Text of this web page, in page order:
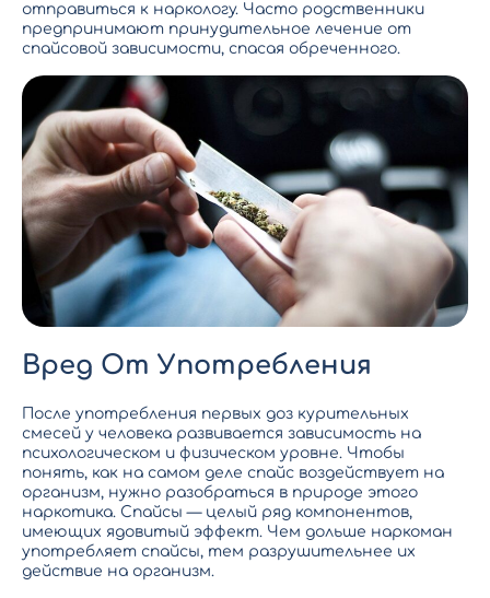
отправиться к наркологу. Часто родственники
предпринимают принудительное лечение от
спайсовой зависимости, спасая обреченного.
Вред От Употребления
После употребления первых доз курительных
смесей у человека развивается зависимость на
психологическом и физическом уровне. Чтобы
понять, как на самом деле спайс воздействует на
организм, нужно разобраться в природе этого
наркотика. Спайсы — целый ряд компонентов,
имеющих ядовитый эффект. Чем дольше наркоман
употребляет спайсы, тем разрушительнее их
действие на организм.